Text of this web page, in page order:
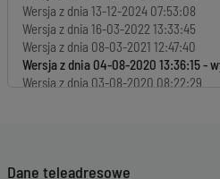
Wersja z dnia 13-12-2024 07:53:08
Wersja z dnia 16-03-2022 13:33:45
Wersja z dnia 08-03-2021 12:47:40
Wersja z dnia 04-08-2020 13:36:15
Wersja z dnia 03-08-2020 08:22:29
Dane teleadresowe